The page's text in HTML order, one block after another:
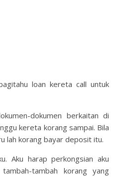
loan kereta call untuk
dokumen berkaitan di
kereta korang sampai. Bila
lah korang bayar deposit itu.
Aku harap perkongsian aku
tambah korang yang